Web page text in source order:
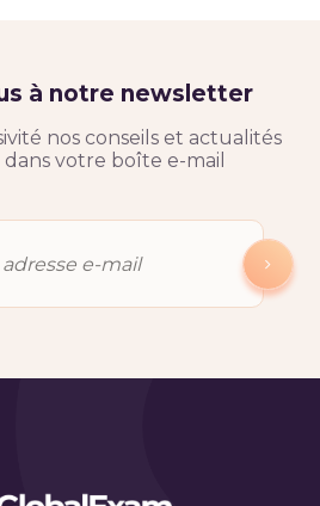
à notre newsletter
nos conseils et actualités
votre boîte e-mail